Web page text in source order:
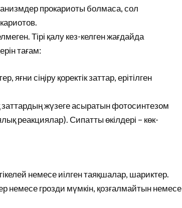
прокариоты болмаса, сол
Тірі қалу кез-келген жағдайда
тағам:
сіңіру қоректік заттар, ерітілген
жүзеге асыратын фотосинтезом
реакциялар). Сипатты өкілдері – көк-
немесе иілген таяқшалар, шариктер.
немесе грозди мүмкін, қозғалмайтын немесе